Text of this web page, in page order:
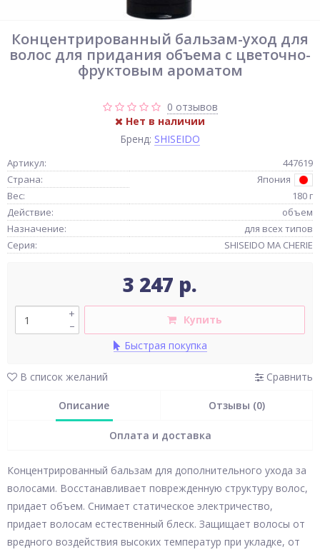
Концентрированный бальзам-уход для
волос для придания объема с цветочно-
фруктовым ароматом
0 отзывов
Нет в наличии
Бренд: SHISEIDO
Артикул:
447619
Страна:
Япония
Вес:
180 г
Действие:
объем
Назначение:
для всех типов
Серия:
SHISEIDO MA CHERIE
3 247 р.
–
+
Купить
Быстрая покупка
В список желаний Сравнить
Описание Отзывы (0)
Оплата и доставка
Концентрированный бальзам для дополнительного ухода за
волосами. Восстанавливает поврежденную структуру волос,
придает объем. Снимает статическое электричество,
придает волосам естественный блеск. Защищает волосы от
вредного воздействия высоких температур при укладке, от